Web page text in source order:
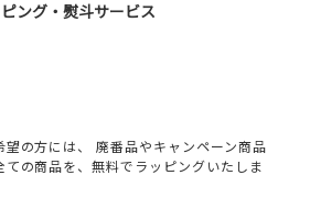
ング・熨斗サービス
の方には、 廃番品やキャンペーン商品
ての商品を、無料でラッピングいたしま